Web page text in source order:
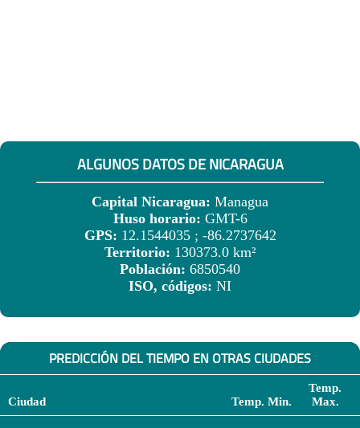
ALGUNOS DATOS DE NICARAGUA
Capital Nicaragua: Managua
Huso horario: GMT-6
GPS: 12.1544035 ; -86.2737642
Territorio: 130373.0 km²
Población: 6850540
ISO, códigos: NI
PREDICCIÓN DEL TIEMPO EN OTRAS CIUDADES
Ciudad Temp. Min.
Temp.
Max.